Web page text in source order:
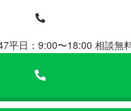
平日：9:00〜18:00 相談無